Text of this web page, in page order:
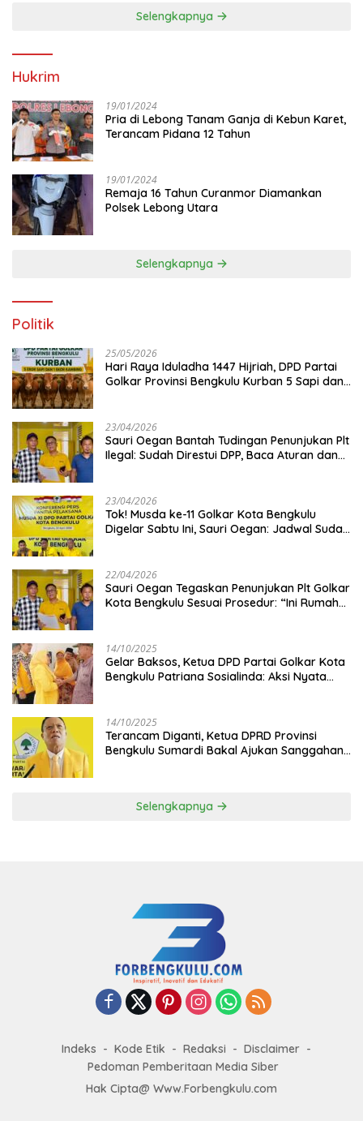
Selengkapnya
Hukrim
19/01/2024
Pria di Lebong Tanam Ganja di Kebun Karet,
Terancam Pidana 12 Tahun
19/01/2024
Remaja 16 Tahun Curanmor Diamankan
Polsek Lebong Utara
Selengkapnya
Politik
25/05/2026
Hari Raya Iduladha 1447 Hijriah, DPD Partai
Golkar Provinsi Bengkulu Kurban 5 Sapi dan 1
23/04/2026
Sauri Oegan Bantah Tudingan Penunjukan Plt
Ilegal: Sudah Direstui DPP, Baca Aturan dan
23/04/2026
‎Tok! Musda ke-11 Golkar Kota Bengkulu
Digelar Sabtu Ini, Sauri Oegan: Jadwal Sudah
22/04/2026
Sauri Oegan Tegaskan Penunjukan Plt Golkar
Kota Bengkulu Sesuai Prosedur: “Ini Rumah
14/10/2025
‎Gelar Baksos, Ketua DPD Partai Golkar Kota
Bengkulu Patriana Sosialinda: Aksi Nyata
14/10/2025
Terancam Diganti, Ketua DPRD Provinsi
Bengkulu Sumardi Bakal Ajukan Sanggahan
Selengkapnya
Indeks Kode Etik Redaksi
Disclaimer
Pedoman Pemberitaan Media Siber
Hak Cipta@ Www.Forbengkulu.com